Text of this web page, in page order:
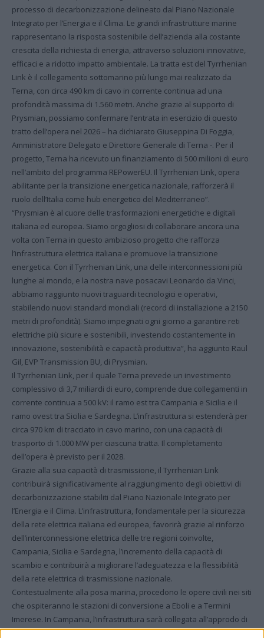
processo di decarbonizzazione delineato dal Piano Nazionale
Integrato per l’Energia e il Clima. Le grandi infrastrutture marine
rappresentano la risposta sostenibile dell’azienda alla costante
crescita della richiesta di energia, attraverso soluzioni innovative,
efficaci e a ridotto impatto ambientale. La tratta est del Tyrrhenian
Link è il collegamento sottomarino più lungo mai realizzato da
Terna, con circa 490 km di cavo in corrente continua ad una
profondità massima di 1.560 metri. Anche grazie al supporto di
Prysmian, possiamo confermare l’entrata in esercizio di questo
tratto dell’opera nel 2026 – ha dichiarato Giuseppina Di Foggia,
Amministratore Delegato e Direttore Generale di Terna -. Per il
progetto, Terna ha ricevuto un finanziamento di 500 milioni di euro
nell’ambito del programma REPowerEU. Il Tyrrhenian Link, opera
abilitante per la transizione energetica nazionale, rafforzerà il
ruolo dell’Italia come hub energetico del Mediterraneo”.
“Prysmian è al cuore delle trasformazioni energetiche e digitali
italiana ed europea. Siamo orgogliosi di collaborare ancora una
volta con Terna in questo ambizioso progetto che rafforza
l’infrastruttura elettrica italiana e promuove la transizione
energetica. Con il Tyrrhenian Link, una delle interconnessioni più
lunghe al mondo, e la nostra nave posacavi Leonardo da Vinci,
abbiamo raggiunto nuovi traguardi tecnologici e operativi,
stabilendo nuovi standard mondiali (record di installazione a 2150
metri di profondità). Siamo impegnati ogni giorno a garantire reti
elettriche più sicure e sostenibili, investendo costantemente in
innovazione, sostenibilità e capacità produttiva”, ha aggiunto Raul
Gil, EVP Transmission BU, di Prysmian.
Il Tyrrhenian Link, per il quale Terna prevede un investimento
complessivo di 3,7 miliardi di euro, comprende due collegamenti in
corrente continua a 500 kV: il ramo est tra Campania e Sicilia e il
ramo ovest tra Sicilia e Sardegna. L’infrastruttura si estenderà per
circa 970 km di tracciato in cavo marino, con una capacità di
trasporto di 1.000 MW per ciascuna tratta. Il completamento
dell’opera è previsto per il 2028.
Grazie alla sua capacità di trasmissione, il Tyrrhenian Link
contribuirà significativamente al raggiungimento degli obiettivi di
decarbonizzazione stabiliti dal Piano Nazionale Integrato per
l’Energia e il Clima. L’infrastruttura, fondamentale per la sicurezza
della rete elettrica italiana ed europea, favorirà grazie al rinforzo
dell’interconnessione elettrica delle tre regioni coinvolte,
Campania, Sicilia e Sardegna, l’incremento della capacità di
scambio e contribuirà a migliorare l’adeguatezza e la flessibilità
della rete elettrica di trasmissione nazionale.
Contestualmente alla posa marina, procedono le opere civili nei siti
che ospiteranno le stazioni di conversione a Eboli e a Termini
Imerese. In Campania, l’infrastruttura sarà collegata all’approdo di
Torre Tuscia Magazzeno attraverso un elettrodotto interrato di